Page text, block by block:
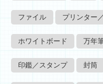
ファイル プリンター
ホワイトボード 万年
印鑑／スタンプ 封筒